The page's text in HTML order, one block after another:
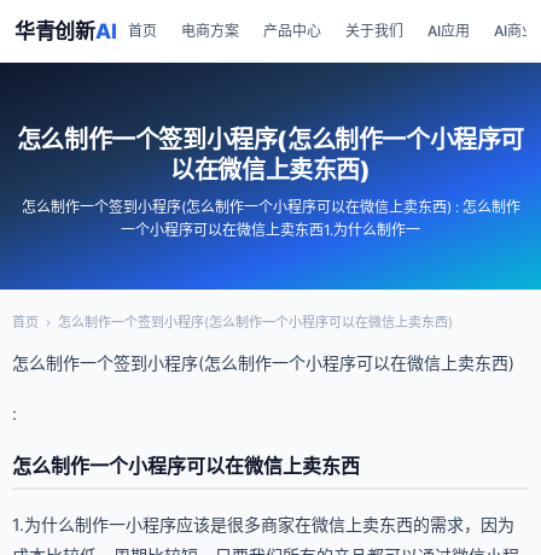
华青创新AI 首页 电商方案 产品中心 关于我们 AI应用 AI商业
怎么制作一个签到小程序(怎么制作一个小程序可
以在微信上卖东西)
怎么制作一个签到小程序(怎么制作一个小程序可以在微信上卖东西) : 怎么制作
一个小程序可以在微信上卖东西1.为什么制作一
首页 › 怎么制作一个签到小程序(怎么制作一个小程序可以在微信上卖东西)
怎么制作一个签到小程序(怎么制作一个小程序可以在微信上卖东西)
:
怎么制作一个小程序可以在微信上卖东西
1.为什么制作一小程序应该是很多商家在微信上卖东西的需求，因为